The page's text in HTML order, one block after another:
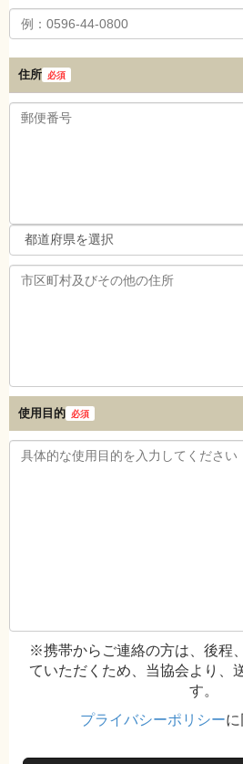
住所 必須
使用目的 必須
※携帯からご連絡の方は、後程
ていただくため、当協会より、
す。
プライバシーポリシー